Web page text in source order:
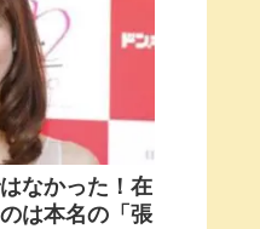
なかった！在
は本名の「張